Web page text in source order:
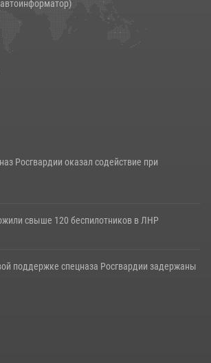
Росгвардии оказал содействие при
свыше 120 беспилотников в ЛНР
поддержке спецназа Росгвардии задержаны